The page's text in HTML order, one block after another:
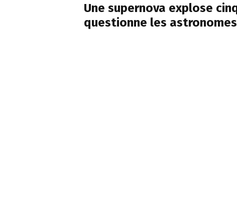
Une supernova explose
questionne les astronomes